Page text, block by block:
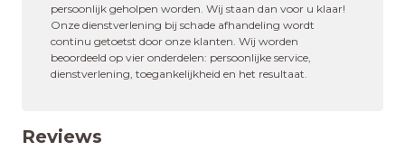
persoonlijk geholpen worden. Wij staan dan voor u klaar!
Onze dienstverlening bij schade afhandeling wordt
continu getoetst door onze klanten. Wij worden
beoordeeld op vier onderdelen: persoonlijke service,
dienstverlening, toegankelijkheid en het resultaat.
Reviews